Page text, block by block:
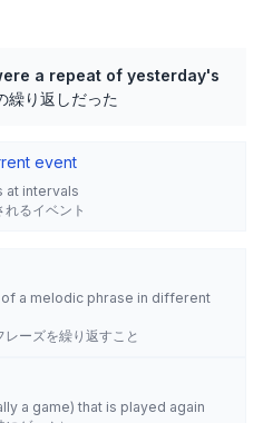
a repeat of yesterday's
繰り返しだった
event
at intervals
るイベント
a melodic phrase in different
ーズを繰り返すこと
a game) that is played again